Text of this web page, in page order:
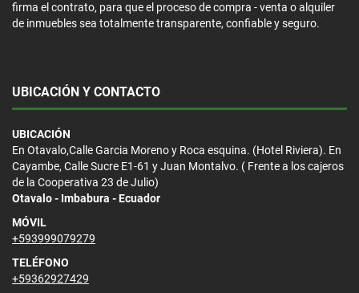
firma el contrato, para que el proceso de compra - venta o alquiler
de inmuebles sea totalmente transparente, confiable y seguro.
UBICACIÓN Y CONTACTO
UBICACIÓN
En Otavalo,Calle Garcia Moreno y Roca esquina. (Hotel Riviera). En
Cayambe, Calle Sucre E1-61 y Juan Montalvo. ( Frente a los cajeros
de la Cooperativa 23 de Julio)
Otavalo - Imbabura - Ecuador
MÓVIL
+593999079279
TELÉFONO
+59362927429